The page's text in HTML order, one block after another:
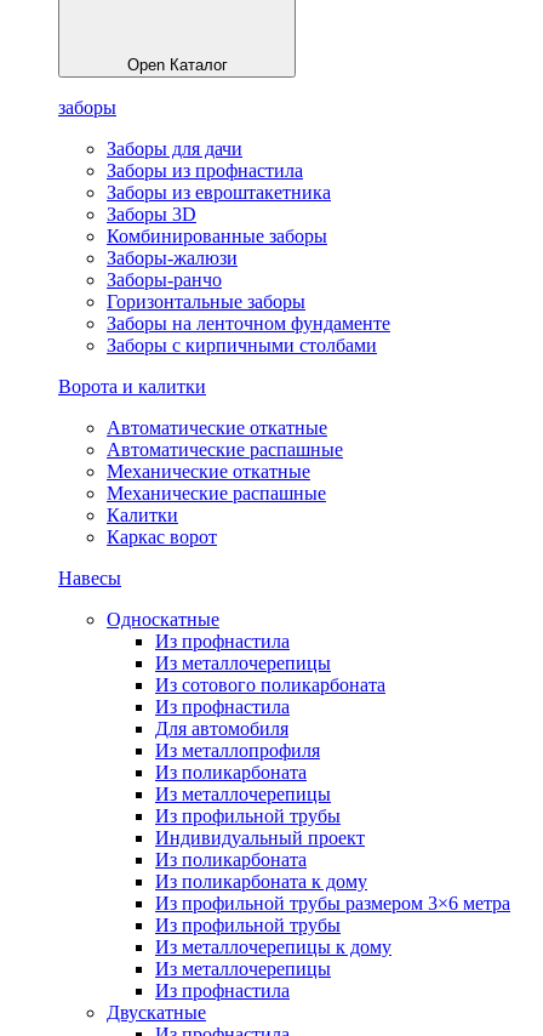
Open Каталог
заборы
Заборы для дачи
Заборы из профнастила
Заборы из евроштакетника
Заборы 3D
Комбинированные заборы
Заборы-жалюзи
Заборы-ранчо
Горизонтальные заборы
Заборы на ленточном фундаменте
Заборы с кирпичными столбами
Ворота и калитки
Автоматические откатные
Автоматические распашные
Механические откатные
Механические распашные
Калитки
Каркас ворот
Навесы
Односкатные
Из профнастила
Из металлочерепицы
Из сотового поликарбоната
Из профнастила
Для автомобиля
Из металлопрофиля
Из поликарбоната
Из металлочерепицы
Из профильной трубы
Индивидуальный проект
Из поликарбоната
Из поликарбоната к дому
Из профильной трубы размером 3×6 метра
Из профильной трубы
Из металлочерепицы к дому
Из металлочерепицы
Из профнастила
Двускатные